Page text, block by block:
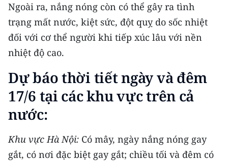
Media Thể thao
Media Giáo dục
Media Y tế
Media Khoa học - Công nghệ
Media Môi trường
Infographic
Ngoài ra, nắng nóng còn có thể gây ra tình
trạng mất nước, kiệt sức, đột quỵ do sốc nhiệt
đối với cơ thể người khi tiếp xúc lâu với nền
nhiệt độ cao.
Dự báo thời tiết ngày và đêm
17/6 tại các khu vực trên cả
nước:
Khu vực Hà Nội: Có mây, ngày nắng nóng gay
gắt, có nơi đặc biệt gay gắt; chiều tối và đêm có